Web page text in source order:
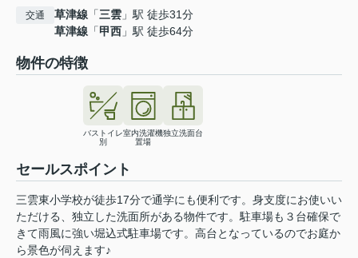
交通 草津線 「三雲 」駅 徒歩31分
草津線 「甲西 」駅 徒歩64分
物件の特徴
バストイレ
別
室内洗濯機
置場
独立洗面台
セールスポイント
三雲東小学校が徒歩17分で通学にも便利です。身支度にお使いい
ただける、独立した洗面所がある物件です。駐車場も３台確保で
きて雨風に強い堀込式駐車場です。高台となっているのでお庭か
ら景色が伺えます♪